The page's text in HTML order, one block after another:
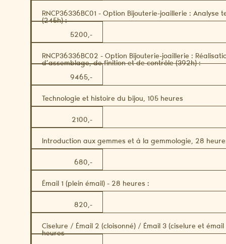
RNCP36336BC01 - Option Bijouterie-joaillerie : Analyse
(245h) :
5200,-
RNCP36336BC02 - Option Bijouterie-joaillerie :
d’assemblage, de finition et de contrôle (392h) :
9465,-
Technologie et histoire du bijou, 105 heures
2100,-
Introduction aux gemmes et à la gemmologie, 28
680,-
Émail 1 (plein émail) - 28 heures :
820,-
Ciselure / Émail 2 (cloisonné) / Émail 3 (ciselure et
heures